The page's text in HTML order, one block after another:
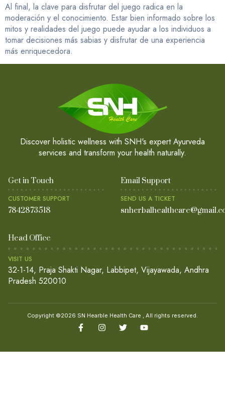
Al final, la clave para disfrutar del juego radica en la
moderación y el conocimiento. Estar bien informado sobre los
mitos y realidades del juego puede ayudar a los individuos a
tomar decisiones más sabias y disfrutar de una experiencia
más enriquecedora.
Discover holistic wellness with SNH's expert Ayurveda
services and transform your health naturally.
Get in Touch
CUSTOMER SUPPORT
7842873518
Email Support
SEND US A TICKET
Head Office
VISIT US
32-1-14, Praja Shakti Nagar, Labbipet, Vijayawada, Andhra
Pradesh 520010
Copyright ©2026 SN Hearble Health Care , All rights reserved.